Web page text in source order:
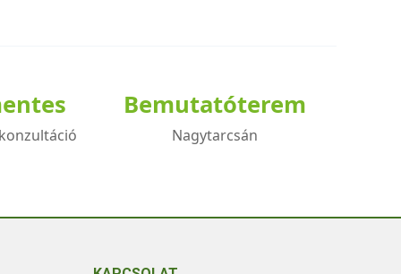
Bemutatóterem
Nagytarcsán